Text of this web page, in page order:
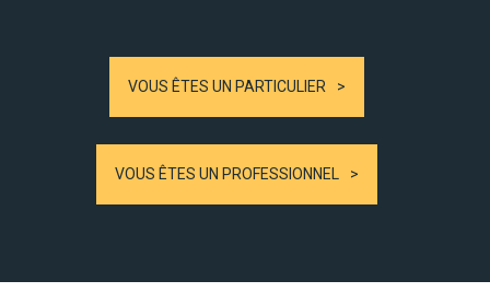
VOUS ÊTES UN PARTICULIER
VOUS ÊTES UN PROFESSIONNEL